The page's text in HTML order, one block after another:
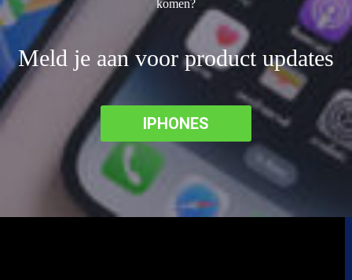
komen?
Meld je aan voor product updates
IPHONES